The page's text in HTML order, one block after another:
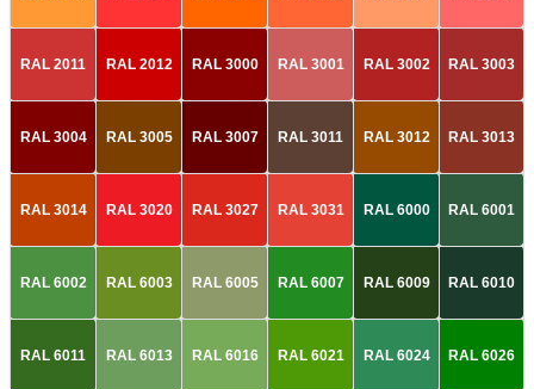
RAL 2011 RAL 2012 RAL 3000 RAL 3001 RAL 3002 RAL 3003
RAL 3004 RAL 3005 RAL 3007 RAL 3011 RAL 3012 RAL 3013
RAL 3014 RAL 3020 RAL 3027 RAL 3031 RAL 6000 RAL 6001
RAL 6002 RAL 6003 RAL 6005 RAL 6007 RAL 6009 RAL 6010
RAL 6011 RAL 6013 RAL 6016 RAL 6021 RAL 6024 RAL 6026